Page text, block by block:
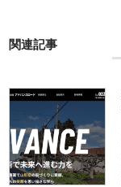
関連記事